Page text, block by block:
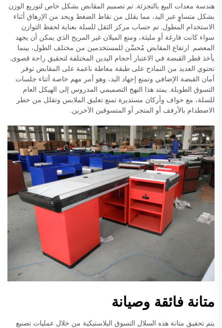
هندسة معدات البيع بالتجزئة. تم تصميم المقابض بشكل خاص لتوزيع الوزن
بشكل متساوٍ عبر اليد، مما يقلل من نقاط الضغط ويحد من الإرهاق أثناء
الاستخدام المطول. تم حساب مركز الثقل للسلة بعناية لحفظ التوازن
سواء كانت فارغة أو مليئة، ومنع الميلان غير المريح الذي يمكن أن يجهد
المعصم. ارتفاع المقابض مُحسَّن للمستخدمين من مختلف الطول، بينما
يأخذ قطر القبضة في الاعتبار أحجام اليدين المختلفة لتحقيق راحة قصوى.
تحتوي العديد من النماذج على طبقة معاطة ناعمة على المقابض توفر
أمان القبضة الإضافي وتمنع إجهاد اليد، وهو أمر مهم خاصة أثناء جلسات
التسوق الطويلة. يمتد هذا النهج التصميمي المدروس إلى الهيكل العام
للسلة، مع حواف وأركان مستديرة تمنع تعليق الملابس وتقلل من خطر
الاصطدام بالأرفف أو المتجر أو المتسوقين الآخرين.
متانة فائقة وصيانة
يتم تحقيق متانة هذه السلال التسوق البلاستيكية من خلال عمليات تصنيع